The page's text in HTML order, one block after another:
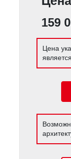
159
Цена